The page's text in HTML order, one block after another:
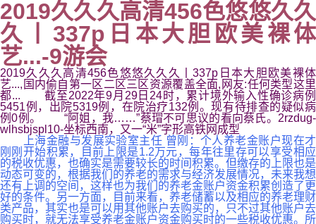
2019久久久高清456色悠悠久久
久丨337p日本大胆欧美裸体
艺...-9游会
2019久久久高清456色悠悠久久久丨337p日本大胆欧美裸体
艺...,国内偷自第一区二区三区资源覆盖全面,网友:任何类型这里
都... 截至2022年9月29日24时，累计境外输入性确诊病例
5451例，出院5319例，在院治疗132例。现有待排查的疑似病
例0例。 “阿姐，我……”蔡瑁不可思议的看向蔡氏。2rzdug-
wlhsbjspl10-坐标西南，又一“米”字形高铁网成型
上海金融与发展实验室主任 曾刚：个人养老金账户现在才
刚刚开始积累，目前上限是1.2万元，每年往里存可以享受相应
的税收优惠，也确实是需要较长的时间积累。但缴存的上限也是
动态可变的，根据我们的养老的需求与经济发展情况，未来我想
还有上调的空间，这样也为我们的养老金账户资金积累创造了更
好的条件。另一方面，目前来看，养老储蓄以及相应的养老理财
类产品，其实也是可以用其他账户去购买的，只不过其他账户去
购买时，就无法享受养老金账户资金购买时的一些税收优惠。所